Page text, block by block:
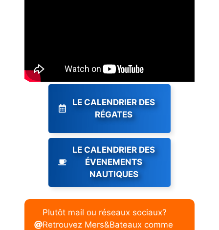
LE CALENDRIER DES
RÉGATES
LE CALENDRIER DES
ÉVENEMENTS
NAUTIQUES
Plutôt mail ou réseaux sociaux?
Retrouvez Mers&Bateaux comme